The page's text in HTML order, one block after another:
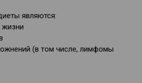
являются:
жизни
(в том числе, лимфомы